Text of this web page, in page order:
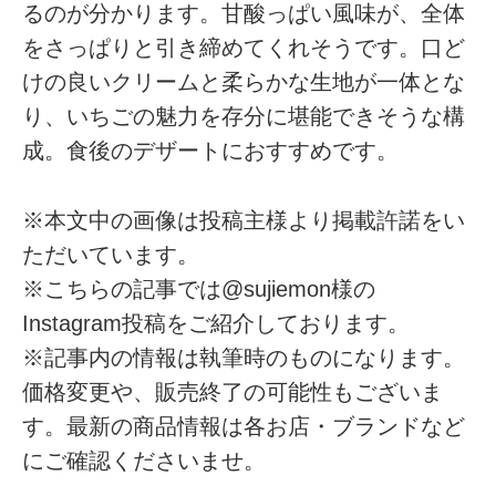
るのが分かります。甘酸っぱい風味が、全体
をさっぱりと引き締めてくれそうです。口ど
けの良いクリームと柔らかな生地が一体とな
り、いちごの魅力を存分に堪能できそうな構
成。食後のデザートにおすすめです。
※本文中の画像は投稿主様より掲載許諾をい
ただいています。
※こちらの記事では@sujiemon様の
Instagram投稿をご紹介しております。
※記事内の情報は執筆時のものになります。
価格変更や、販売終了の可能性もございま
す。最新の商品情報は各お店・ブランドなど
にご確認くださいませ。